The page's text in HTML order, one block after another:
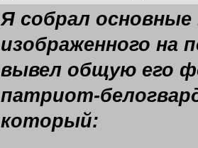
Я собрал основные
изображенного на
вывел общую его
патриот-
который: